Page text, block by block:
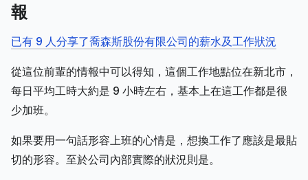
報
已有 9 人分享了喬森斯股份有限公司的薪水及工作狀況
從這位前輩的情報中可以得知，這個工作地點位在新北市，
每日平均工時大約是 9 小時左右，基本上在這工作都是很
少加班。
如果要用一句話形容上班的心情是，想換工作了應該是最貼
切的形容。至於公司內部實際的狀況則是。